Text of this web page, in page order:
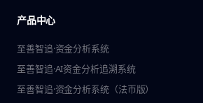
产品中心
至善智追·资金分析系统
至善智追·AI资金分析追溯系统
至善智追·资金分析系统（法币版）